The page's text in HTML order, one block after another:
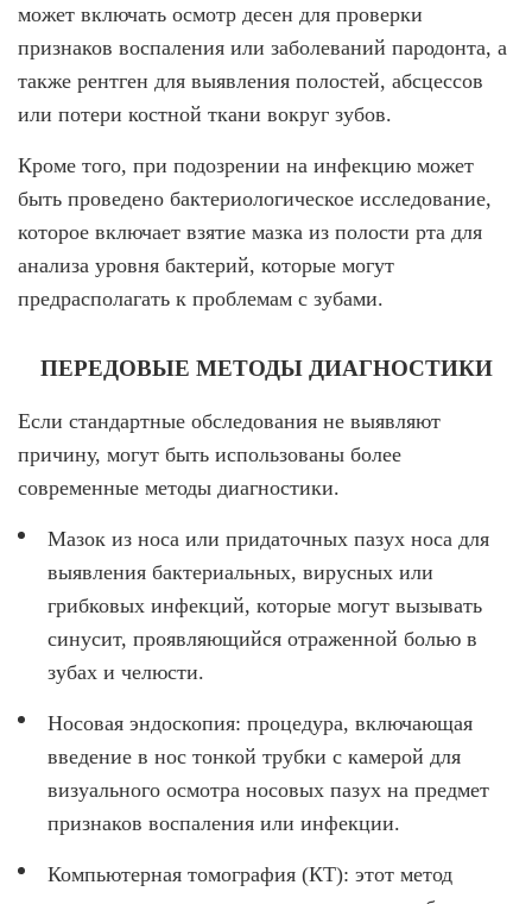
может включать осмотр десен для проверки
признаков воспаления или заболеваний пародонта, а
также рентген для выявления полостей, абсцессов
или потери костной ткани вокруг зубов.
Кроме того, при подозрении на инфекцию может
быть проведено бактериологическое исследование,
которое включает взятие мазка из полости рта для
анализа уровня бактерий, которые могут
предрасполагать к проблемам с зубами.
ПЕРЕДОВЫЕ МЕТОДЫ ДИАГНОСТИКИ
Если стандартные обследования не выявляют
причину, могут быть использованы более
современные методы диагностики.
Мазок из носа или придаточных пазух носа для
выявления бактериальных, вирусных или
грибковых инфекций, которые могут вызывать
синусит, проявляющийся отраженной болью в
зубах и челюсти.
Носовая эндоскопия: процедура, включающая
введение в нос тонкой трубки с камерой для
визуального осмотра носовых пазух на предмет
признаков воспаления или инфекции.
Компьютерная томография (КТ): этот метод